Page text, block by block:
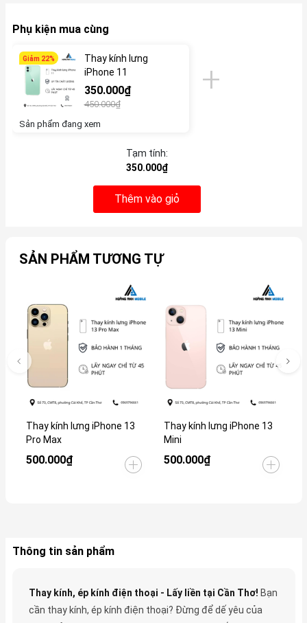
Phụ kiện mua cùng
Giảm 22%
Thay kính lưng
iPhone 11
350.000₫
450.000₫
Sản phẩm đang xem
Tạm tính:
350.000₫
Thêm vào giỏ
SẢN PHẨM TƯƠNG TỰ
Thay kính lưng iPhone 13
Pro Max
500.000₫
Thay kính lưng iPhone 13
Mini
500.000₫
Thông tin sản phẩm
Thay kính, ép kính điện thoại - Lấy liền tại Cần Thơ! Bạn
cần thay kính, ép kính điện thoại? Đừng để dế yêu của